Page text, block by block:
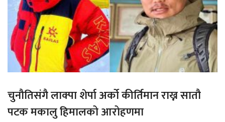
चुनौतिसंगै लाक्पा शेर्पा अर्को कीर्तिमान राख्न सातौ
पटक मकालु हिमालको आरोहणमा